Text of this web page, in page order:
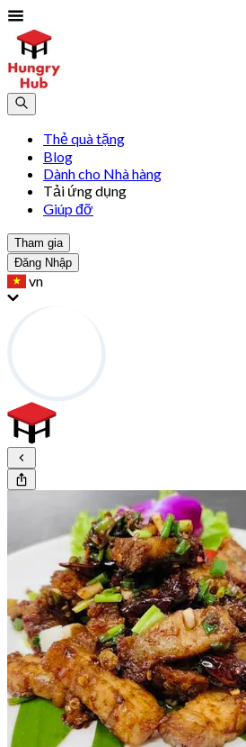
Thẻ quà tặng
Blog
Dành cho Nhà hàng
Tải ứng dụng
Giúp đỡ
Tham gia
Đăng Nhập
vn